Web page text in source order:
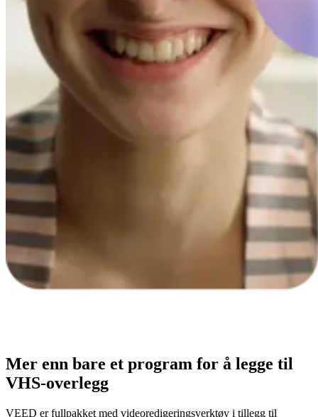
Mer enn bare et program for å legge til
VHS-overlegg
VEED er fullpakket med videoredigeringsverktøy i tillegg til